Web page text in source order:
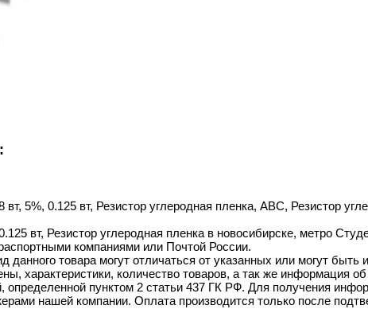
5%, 0.125 вт, Резистор углеродная пленка, ABC, Резистор
вт, Резистор углеродная пленка в новосибирске, метро
компаниями или Почтой России.
данного товара могут отличаться от указанных или могут
характеристики, количество товаров, а так же информация
пунктом 2 статьи 437 ГК РФ. Для получения
нашей компании. Оплата производится только после